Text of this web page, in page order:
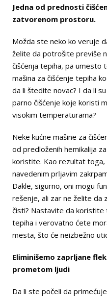
Jedna od prednosti
zatvorenom prostoru.
Možda ste neko ko veruje
želite da potrošite previše
čišćenja tepiha, pa umesto
mašina za čišćenje tepiha
da li štedite novac? I da li
parno čišćenje koje koristi
visokim temperaturama?
Neke kućne mašine za
od predloženih hemikalija
koristite. Kao rezultat
navedenim prljavim
Dakle, sigurno, oni mogu
rešenje, ali zar ne želite da
čisti? Nastavite da koristite
tepiha i verovatno ćete
mesta, što će neizbežno
Eliminišemo zaprljane
prometom ljudi
Da li ste počeli da